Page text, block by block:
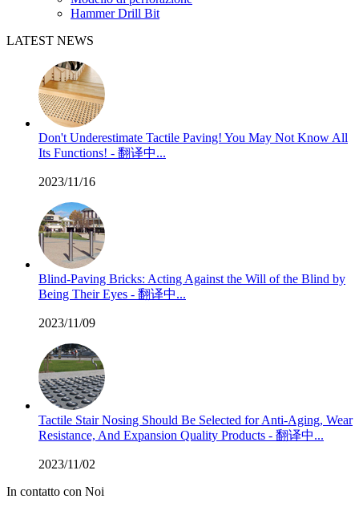
Hammer Drill Bit
LATEST NEWS
Don't Underestimate Tactile Paving! You May Not Know All
Its Functions! - 翻译中...
2023/11/16
Blind-Paving Bricks: Acting Against the Will of the Blind by
Being Their Eyes - 翻译中...
2023/11/09
Tactile Stair Nosing Should Be Selected for Anti-Aging, Wear
Resistance, And Expansion Quality Products - 翻译中...
2023/11/02
In contatto con Noi